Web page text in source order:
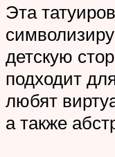
Эта
детскую
подходит
любят
а также